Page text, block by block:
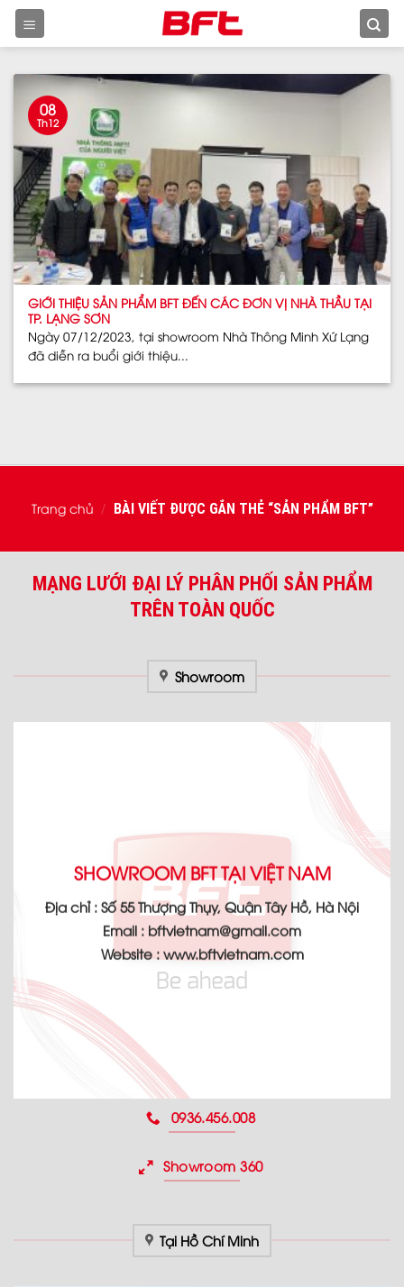
Skip
GIỚI THIỆU SẢN PHẨM BFT ĐẾN CÁC ĐƠN VỊ NHÀ THẦU TẠI
TP. LẠNG SƠN
Ngày 07/12/2023, tại showroom Nhà Thông Minh Xứ Lạng
đã diễn ra buổi giới thiệu...
08
Th12
Trang chủ / BÀI VIẾT ĐƯỢC GẮN THẺ “SẢN PHẨM BFT”
MẠNG LƯỚI ĐẠI LÝ PHÂN PHỐI SẢN PHẨM
TRÊN TOÀN QUỐC
Showroom
SHOWROOM BFT TẠI VIỆT NAM
Địa chỉ : Số 55 Thượng Thụy, Quận Tây Hồ, Hà Nội
Email : bftvietnam@gmail.com
Website : www.bftvietnam.com
0936.456.008
Showroom 360
Tại Hồ Chí Minh